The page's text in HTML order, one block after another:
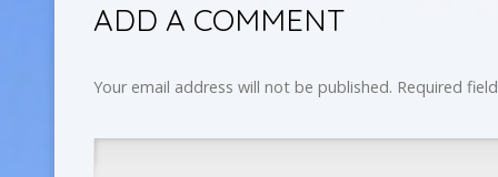
ADD A COMMENT
Your email address will not be published. Required